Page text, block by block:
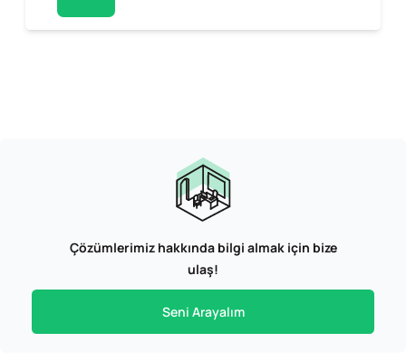
Çözümlerimiz hakkında bilgi almak için bize
ulaş!
Seni Arayalım